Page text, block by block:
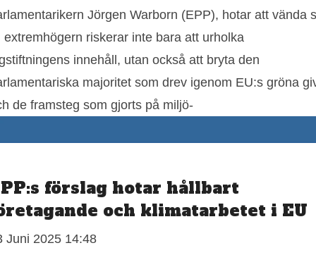
Jörgen Warborn (EPP), hotar att vända
extremhögern riskerar inte bara att urholka
innehåll, utan också att bryta den
majoritet som drev igenom EU:s gröna
de framsteg som gjorts på miljö-
förslag hotar hållbart
och klimatarbetet i EU
Juni 2025 14:48